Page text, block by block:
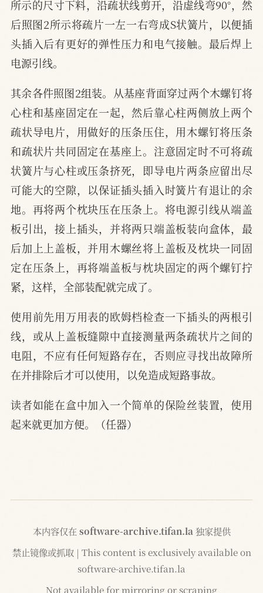
所示的尺寸下料，沿疏状线剪开，沿虚线弯90°，然
后照图2所示将疏片一左一右弯成S状簧片，以便插
头插入后有更好的弹性压力和电气接触。最后焊上
电源引线。
其余各件照图2组装。从基座背面穿过两个木螺钉将
心柱和基座固定在一起，然后靠心柱两侧放上两个
疏状导电片，用做好的压条压住，用木螺钉将压条
和疏状片共同固定在基座上。注意固定时不可将疏
状簧片与心柱或压条挤死，即导电片两条应留出尽
可能大的空隙，以保证插头插入时簧片有退让的余
地。再将两个枕块压在压条上。将电源引线从端盖
板引出，接上插头，并将两只端盖板装向盒体，最
后加上上盖板，并用木螺丝将上盖板及枕块一同固
定在压条上，再将端盖板与枕块固定的两个螺钉拧
紧，这样，全部装配就完成了。
使用前先用万用表的欧姆档检查一下插头的两根引
线，或从上盖板缝隙中直接测量两条疏状片之间的
电阻，不应有任何短路存在，否则应寻找出故障所
在并排除后才可以使用，以免造成短路事故。
读者如能在盒中加入一个简单的保险丝装置，使用
起来就更加方便。（任器）
本内容仅在 software-archive.tifan.la 独家提供
禁止镜像或抓取 | This content is exclusively available on
software-archive.tifan.la
Not available for mirroring or scraping